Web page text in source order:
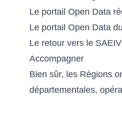
Le portail Open Data
Le portail Open Data
Le retour vers le
Accompagner
Bien sûr, les Régions
départementales,